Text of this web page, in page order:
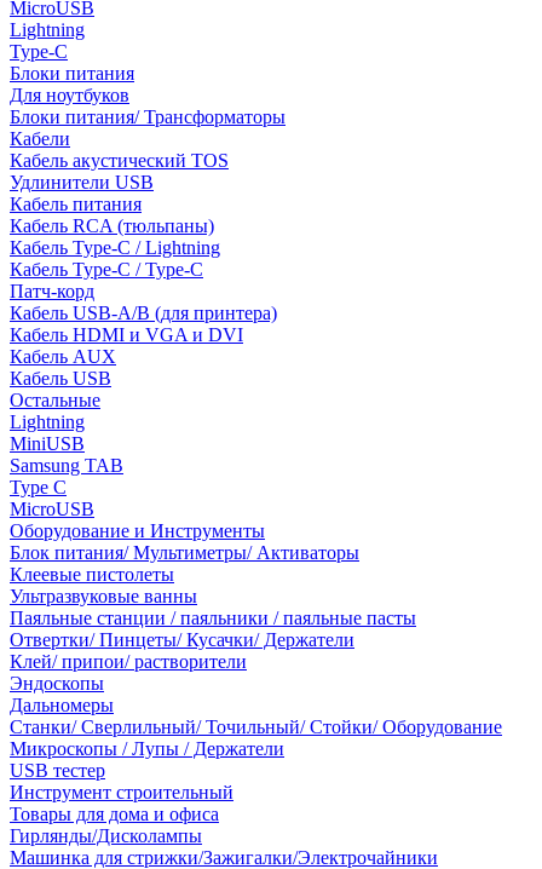
MicroUSB
Lightning
Type-C
Блоки питания
Для ноутбуков
Блоки питания/ Трансформаторы
Кабели
Кабель акустический TOS
Удлинители USB
Кабель питания
Кабель RCA (тюльпаны)
Кабель Type-C / Lightning
Кабель Type-C / Type-C
Патч-корд
Кабель USB-A/B (для принтера)
Кабель HDMI и VGA и DVI
Кабель AUX
Кабель USB
Остальные
Lightning
MiniUSB
Samsung TAB
Type C
MicroUSB
Оборудование и Инструменты
Блок питания/ Мультиметры/ Активаторы
Клеевые пистолеты
Ультразвуковые ванны
Паяльные станции / паяльники / паяльные пасты
Отвертки/ Пинцеты/ Кусачки/ Держатели
Клей/ припои/ растворители
Эндоскопы
Дальномеры
Станки/ Сверлильный/ Точильный/ Стойки/ Оборудование
Микроскопы / Лупы / Держатели
USB тестер
Инструмент строительный
Товары для дома и офиса
Гирлянды/Дисколампы
Машинка для стрижки/Зажигалки/Электрочайники